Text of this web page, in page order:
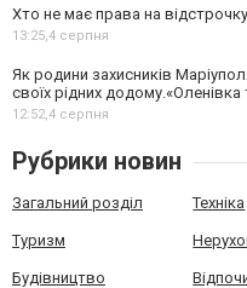
Хто не має права на
13:25,4 серпня
Як родини захисників
своїх рідних додому.«Оленівка
12:52,4 серпня
Рубрики новин
Загальний розділ Техніка
Туризм
Будівництво